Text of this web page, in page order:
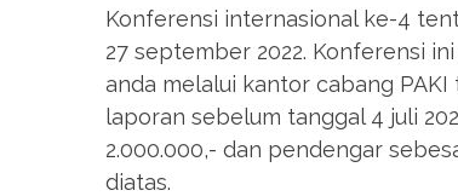
Konferensi internasional ke-4
27 september 2022. Konferensi
anda melalui kantor cabang
laporan sebelum tanggal 4 juli
2.000.000,- dan pendengar
diatas.